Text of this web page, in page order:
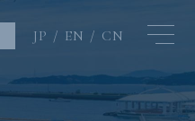
JP EN CN